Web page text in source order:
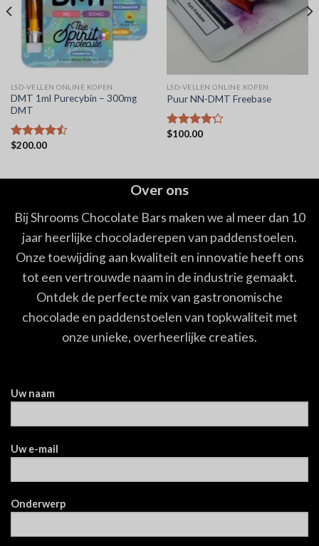
LSD-VELLEN ONLINE KOPEN
DMT 1ml Purecybin – 300mg
DMT
Waardering
$200.00
LSD-VELLEN ONLINE KOPEN
Puur NN-DMT Freebase
Waardering
$100.00
Over ons
Bij Shrooms Chocolate Bars maken we al meer dan 10
jaar heerlijke chocoladerepen van paddenstoelen.
Onze toewijding aan kwaliteit en innovatie heeft ons
tot een vertrouwde naam in de industrie gemaakt.
Ontdek de perfecte mix van gastronomische
chocolade en paddenstoelen van topkwaliteit met
onze unieke, overheerlijke creaties.
Uw naam
Uw e-mail
Onderwerp